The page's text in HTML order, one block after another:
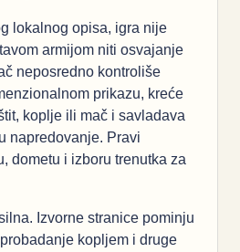
lokalnog opisa, igra nije
armijom niti osvajanje
neposredno kontroliše
prikazu, kreće
koplje ili mač i savladava
napredovanje. Pravi
dometu i izboru trenutka za
Izvorne stranice pominju
kopljem i druge